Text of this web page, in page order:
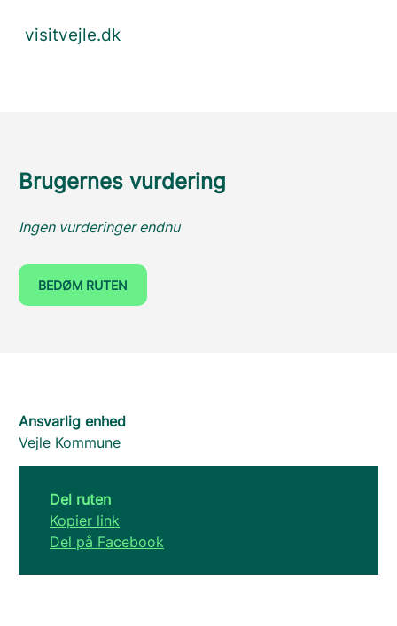
visitvejle.dk
Brugernes vurdering
Ingen vurderinger endnu
BEDØM RUTEN
Ansvarlig enhed
Vejle Kommune
Del ruten
Kopier link
Del på Facebook